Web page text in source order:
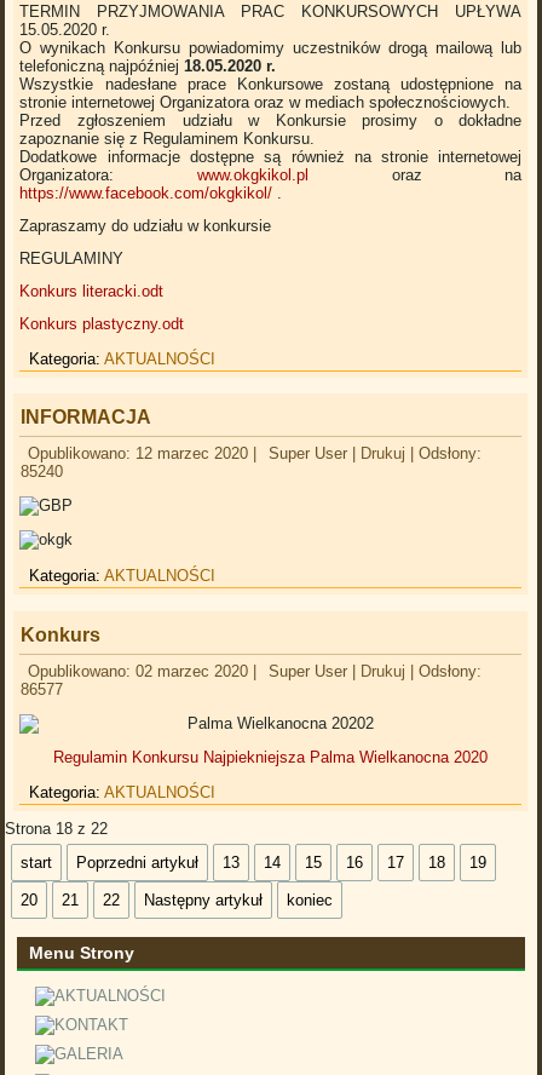
TERMIN PRZYJMOWANIA PRAC KONKURSOWYCH UPŁYWA
15.05.2020 r.
O wynikach Konkursu powiadomimy uczestników drogą mailową lub
telefoniczną najpóźniej 18.05.2020 r.
Wszystkie nadesłane prace Konkursowe zostaną udostępnione na
stronie internetowej Organizatora oraz w mediach społecznościowych.
Przed zgłoszeniem udziału w Konkursie prosimy o dokładne
zapoznanie się z Regulaminem Konkursu.
Dodatkowe informacje dostępne są również na stronie internetowej
Organizatora:www.okgkikol.pl
oraz na
https://www.facebook.com/okgkikol/
Zapraszamy do udziału w konkursie
REGULAMINY
Konkurs literacki.odt
Konkurs plastyczny.odt
Kategoria:AKTUALNOŚCI
INFORMACJA
Opublikowano: 12 marzec 2020 Super User Drukuj |Odsłony:
85240
Kategoria:AKTUALNOŚCI
Konkurs
Opublikowano: 02 marzec 2020 Super User Drukuj |Odsłony:
86577
Regulamin Konkursu Najpiekniejsza Palma Wielkanocna 2020
Kategoria:AKTUALNOŚCI
Strona 18 z 22
start
Poprzedni artykuł 13 14 15 16 17 18 19
20 21 22 Następny artykuł koniec
Menu Strony